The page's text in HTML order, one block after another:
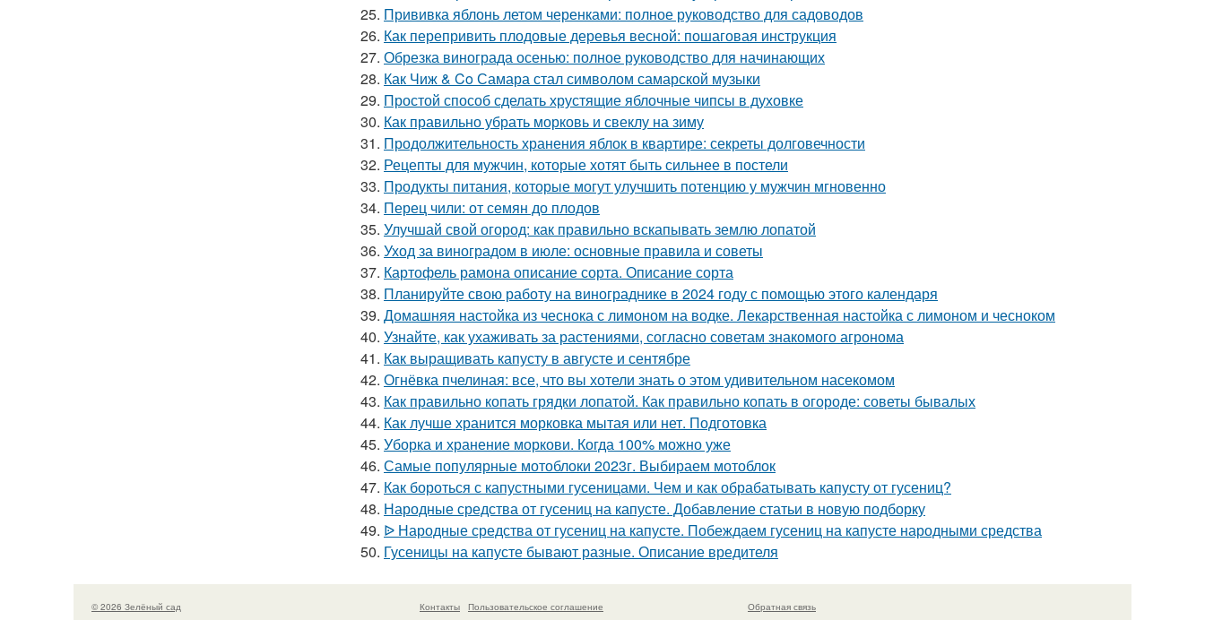
25. Прививка яблонь летом черенками: полное руководство для садоводов
26. Как перепривить плодовые деревья весной: пошаговая инструкция
27. Обрезка винограда осенью: полное руководство для начинающих
28. Как Чиж & Co Самара стал символом самарской музыки
29. Простой способ сделать хрустящие яблочные чипсы в духовке
30. Как правильно убрать морковь и свеклу на зиму
31. Продолжительность хранения яблок в квартире: секреты долговечности
32. Рецепты для мужчин, которые хотят быть сильнее в постели
33. Продукты питания, которые могут улучшить потенцию у мужчин мгновенно
34. Перец чили: от семян до плодов
35. Улучшай свой огород: как правильно вскапывать землю лопатой
36. Уход за виноградом в июле: основные правила и советы
37. Картофель рамона описание сорта. Описание сорта
38. Планируйте свою работу на винограднике в 2024 году с помощью этого календаря
39. Домашняя настойка из чеснока с лимоном на водке. Лекарственная настойка с лимоном и чесноком
40. Узнайте, как ухаживать за растениями, согласно советам знакомого агронома
41. Как выращивать капусту в августе и сентябре
42. Огнёвка пчелиная: все, что вы хотели знать о этом удивительном насекомом
43. Как правильно копать грядки лопатой. Как правильно копать в огороде: советы бывалых
44. Как лучше хранится морковка мытая или нет. Подготовка
45. Уборка и хранение моркови. Когда 100% можно уже
46. Самые популярные мотоблоки 2023г. Выбираем мотоблок
47. Как бороться с капустными гусеницами. Чем и как обрабатывать капусту от гусениц?
48. Народные средства от гусениц на капусте. Добавление статьи в новую подборку
49. ᐉ Народные средства от гусениц на капусте. Побеждаем гусениц на капусте народными средства
50. Гусеницы на капусте бывают разные. Описание вредителя
© 2026 Зелёный сад Контакты Пользовательское соглашение Обратная связь